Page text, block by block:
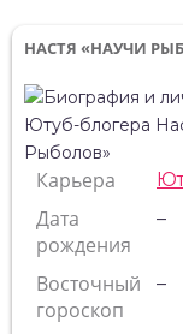
НАСТЯ «НАУЧИ
Карьера
Дата
рождения
–
Восточный
гороскоп
–